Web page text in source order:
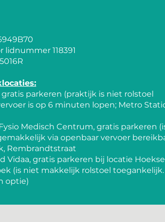
lidnummer 118391
parkeren (praktijk is niet rolstoel
is op 6 minuten lopen; Metro
Medisch Centrum, gratis parkeren
via openbaar vervoer
Rembrandtstraat
Vidaa, gratis parkeren bij locatie
(is niet makkelijk rolstoel toegankelijk.
optie)